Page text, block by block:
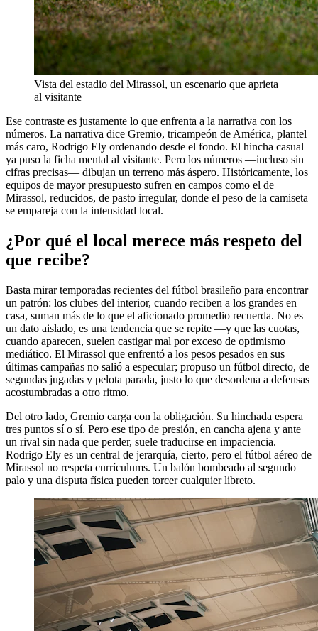
Vista del estadio del Mirassol, un escenario que aprieta
al visitante
Ese contraste es justamente lo que enfrenta a la narrativa con los
números. La narrativa dice Gremio, tricampeón de América, plantel
más caro, Rodrigo Ely ordenando desde el fondo. El hincha casual
ya puso la ficha mental al visitante. Pero los números —incluso sin
cifras precisas— dibujan un terreno más áspero. Históricamente, los
equipos de mayor presupuesto sufren en campos como el de
Mirassol, reducidos, de pasto irregular, donde el peso de la camiseta
se empareja con la intensidad local.
¿Por qué el local merece más respeto del
que recibe?
Basta mirar temporadas recientes del fútbol brasileño para encontrar
un patrón: los clubes del interior, cuando reciben a los grandes en
casa, suman más de lo que el aficionado promedio recuerda. No es
un dato aislado, es una tendencia que se repite —y que las cuotas,
cuando aparecen, suelen castigar mal por exceso de optimismo
mediático. El Mirassol que enfrentó a los pesos pesados en sus
últimas campañas no salió a especular; propuso un fútbol directo, de
segundas jugadas y pelota parada, justo lo que desordena a defensas
acostumbradas a otro ritmo.
Del otro lado, Gremio carga con la obligación. Su hinchada espera
tres puntos sí o sí. Pero ese tipo de presión, en cancha ajena y ante
un rival sin nada que perder, suele traducirse en impaciencia.
Rodrigo Ely es un central de jerarquía, cierto, pero el fútbol aéreo de
Mirassol no respeta currículums. Un balón bombeado al segundo
palo y una disputa física pueden torcer cualquier libreto.